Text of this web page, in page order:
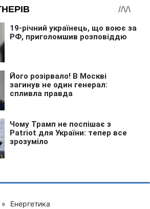
» Енергетика